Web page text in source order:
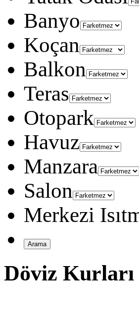
Banyo
Koçan
Balkon
Teras
Otopark
Havuz
Manzara
Salon
Merkezi
Döviz Kurları